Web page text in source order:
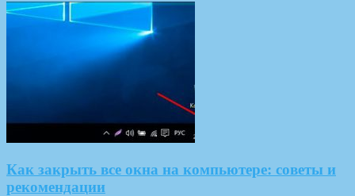
Как закрыть все окна на компьютере: советы и
рекомендации